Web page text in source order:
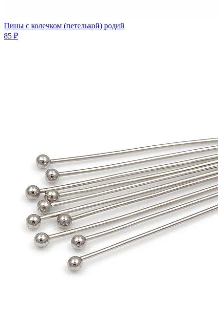
Пины с колечком (петелькой) родий
85 ₽